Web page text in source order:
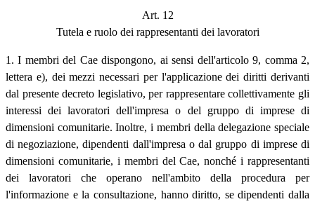
Art. 12
Tutela e ruolo dei rappresentanti dei lavoratori
1. I membri del Cae dispongono, ai sensi dell'articolo 9, comma 2,
lettera e), dei mezzi necessari per l'applicazione dei diritti derivanti
dal presente decreto legislativo, per rappresentare collettivamente gli
interessi dei lavoratori dell'impresa o del gruppo di imprese di
dimensioni comunitarie. Inoltre, i membri della delegazione speciale
di negoziazione, dipendenti dall'impresa o dal gruppo di imprese di
dimensioni comunitarie, i membri del Cae, nonché i rappresentanti
dei lavoratori che operano nell'ambito della procedura per
l'informazione e la consultazione, hanno diritto, se dipendenti dalla